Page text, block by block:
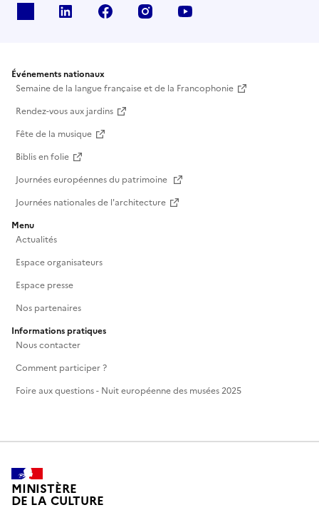
Linkedin Facebook Instagram
Événements nationaux
Semaine de la langue française et de la Francophonie
Rendez-vous aux jardins
Fête de la musique
Biblis en folie
Journées européennes du patrimoine
Journées nationales de l'architecture
Menu
Actualités
Espace organisateurs
Espace presse
Nos partenaires
Informations pratiques
Nous contacter
Comment participer ?
Foire aux questions - Nuit européenne des musées 2025
MINISTÈRE
DE LA CULTURE